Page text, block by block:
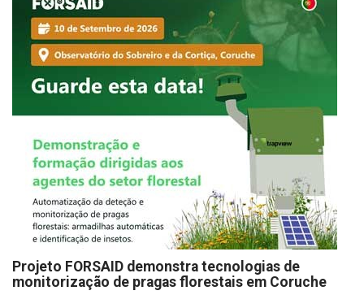
Projeto FORSAID demonstra tecnologias de
monitorização de pragas florestais em Coruche